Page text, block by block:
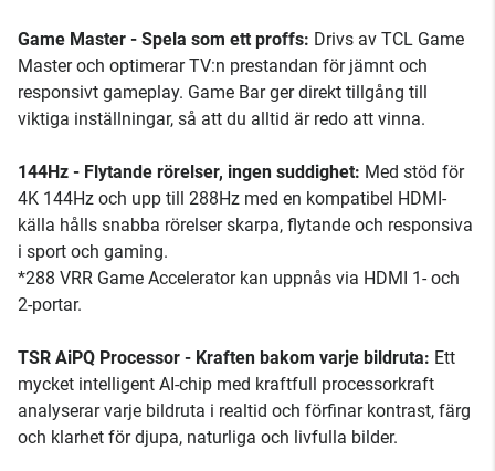
Game Master - Spela som ett proffs: Drivs av TCL Game
Master och optimerar TV:n prestandan för jämnt och
responsivt gameplay. Game Bar ger direkt tillgång till
viktiga inställningar, så att du alltid är redo att vinna.
144Hz - Flytande rörelser, ingen suddighet: Med stöd för
4K 144Hz och upp till 288Hz med en kompatibel HDMI-
källa hålls snabba rörelser skarpa, flytande och responsiva
i sport och gaming.
*288 VRR Game Accelerator kan uppnås via HDMI 1- och
2-portar.
TSR AiPQ Processor - Kraften bakom varje bildruta: Ett
mycket intelligent AI-chip med kraftfull processorkraft
analyserar varje bildruta i realtid och förfinar kontrast, färg
och klarhet för djupa, naturliga och livfulla bilder.